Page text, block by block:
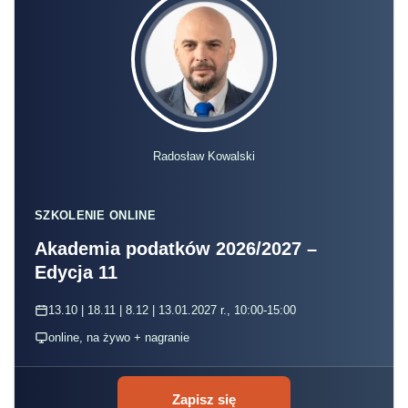
Radosław Kowalski
SZKOLENIE ONLINE
Akademia podatków 2026/2027 –
Edycja 11
13.10 | 18.11 | 8.12 | 13.01.2027 r., 10:00-15:00
online, na żywo + nagranie
Zapisz się